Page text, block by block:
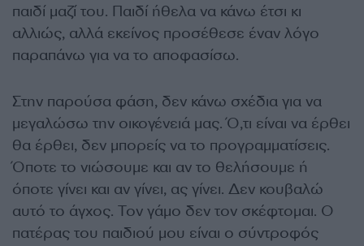
παιδί μαζί του. Παιδί ήθελα να κάνω έτσι κι
αλλιώς, αλλά εκείνος προσέθεσε έναν λόγο
παραπάνω για να το αποφασίσω.
Στην παρούσα φάση, δεν κάνω σχέδια για να
μεγαλώσω την οικογένειά μας. Ό,τι είναι να έρθει
θα έρθει, δεν μπορείς να το προγραμματίσεις.
Όποτε το νιώσουμε και αν το θελήσουμε ή
όποτε γίνει και αν γίνει, ας γίνει. Δεν κουβαλώ
αυτό το άγχος. Τον γάμο δεν τον σκέφτομαι. Ο
πατέρας του παιδιού μου είναι ο σύντροφός